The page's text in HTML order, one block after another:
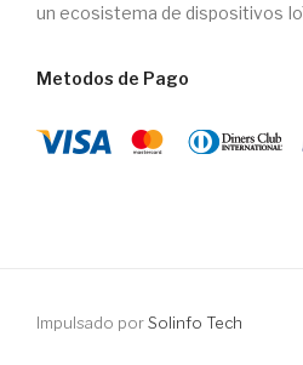
un ecosistema de dispositivos
Metodos de Pago
Impulsado porSolinfo Tech